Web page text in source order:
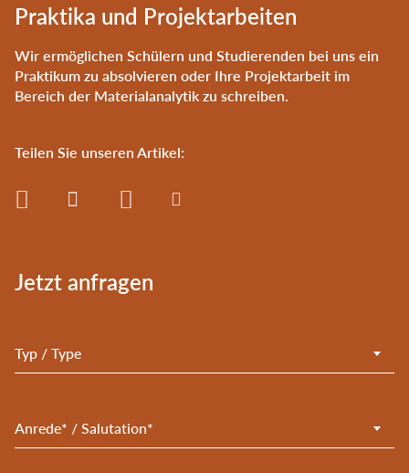
Praktika und Projektarbeiten
Wir ermöglichen Schülern und Studierenden bei uns ein
Praktikum zu absolvieren oder Ihre Projektarbeit im
Bereich der Materialanalytik zu schreiben.
Teilen Sie unseren Artikel:
Jetzt anfragen
Typ / Type
Anrede* / Salutation*